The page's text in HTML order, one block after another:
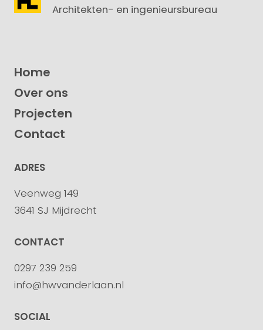
Architekten- en ingenieursbureau
Home
Over ons
Projecten
Contact
ADRES
Veenweg 149
3641 SJ Mijdrecht
CONTACT
0297 239 259
info@hwvanderlaan.nl
SOCIAL